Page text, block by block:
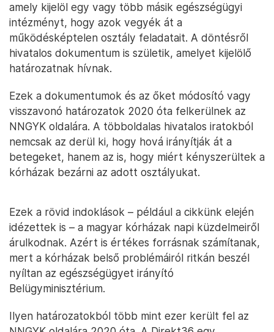
amely kijelöl egy vagy több másik egészségügyi
intézményt, hogy azok vegyék át a
működésképtelen osztály feladatait. A döntésről
hivatalos dokumentum is születik, amelyet kijelölő
határozatnak hívnak.
Ezek a dokumentumok és az őket módosító vagy
visszavonó határozatok 2020 óta felkerülnek az
NNGYK oldalára. A többoldalas hivatalos iratokból
nemcsak az derül ki, hogy hová irányítják át a
betegeket, hanem az is, hogy miért kényszerültek a
kórházak bezárni az adott osztályukat.
Ezek a rövid indoklások – például a cikkünk elején
idézettek is – a magyar kórházak napi küzdelmeiről
árulkodnak. Azért is értékes forrásnak számítanak,
mert a kórházak belső problémáiról ritkán beszél
nyíltan az egészségügyet irányító
Belügyminisztérium.
Ilyen határozatokból több mint ezer került fel az